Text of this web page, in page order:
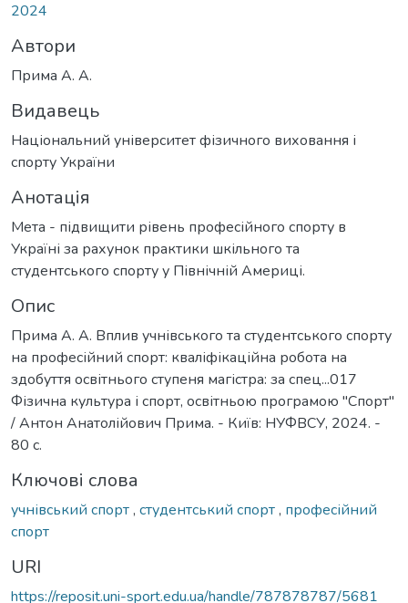
2024
Автори
Прима А. А.
Видавець
Національний університет фізичного виховання і
спорту України
Анотація
Мета - підвищити рівень професійного спорту в
Україні за рахунок практики шкільного та
студентського спорту у Північній Америці.
Опис
Прима А. А. Вплив учнівського та студентського спорту
на професійний спорт: кваліфікаційна робота на
здобуття освітнього ступеня магістра: за спец...017
Фізична культура і спорт, освітньою програмою "Спорт"
/ Антон Анатолійович Прима. - Київ: НУФВСУ, 2024. -
80 с.
Ключові слова
учнівський спорт, студентський спорт, професійний
спорт
URI
https://reposit.uni-sport.edu.ua/handle/787878787/5681